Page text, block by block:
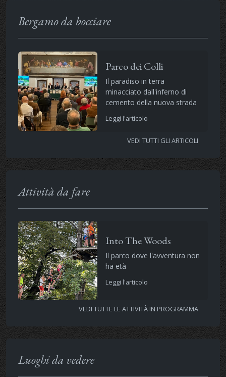
Bergamo da bocciare
Parco dei Colli
Il paradiso in terra
minacciato dall'inferno di
cemento della nuova strada
Leggi l'articolo
VEDI TUTTI GLI ARTICOLI
Attività da fare
Into The Woods
Il parco dove l'avventura non
ha età
Leggi l'articolo
VEDI TUTTE LE ATTIVITÀ IN PROGRAMMA
Luoghi da vedere